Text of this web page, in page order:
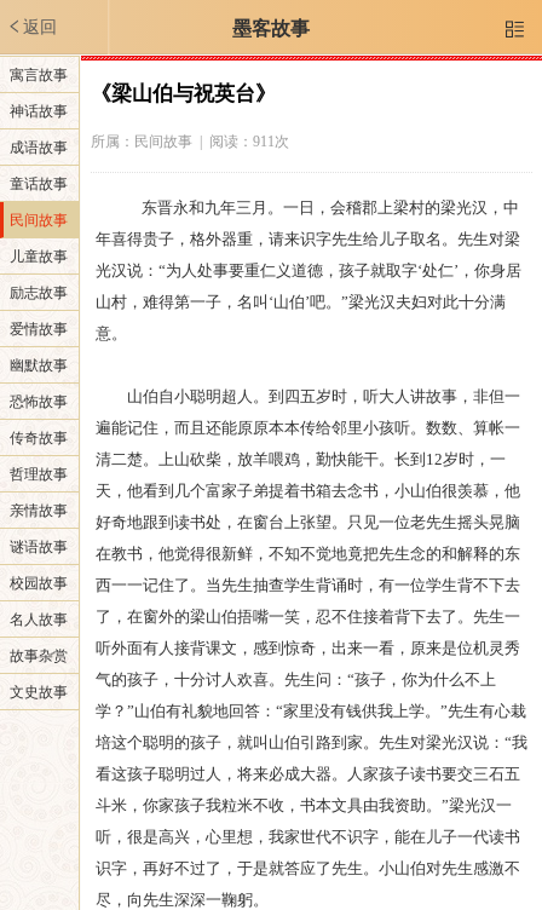
返回 墨客故事 
寓言故事
神话故事
成语故事
童话故事
民间故事
儿童故事
励志故事
爱情故事
幽默故事
恐怖故事
传奇故事
哲理故事
亲情故事
谜语故事
校园故事
名人故事
故事杂赏
文史故事
《梁山伯与祝英台》
所属： 民间故事| 阅读：911次
东晋永和九年三月。一日，会稽郡上梁村的梁光汉，中
年喜得贵子，格外器重，请来识字先生给儿子取名。先生对梁
光汉说：“为人处事要重仁义道德，孩子就取字‘处仁’，你身居
山村，难得第一子，名叫‘山伯’吧。”梁光汉夫妇对此十分满
意。
山伯自小聪明超人。到四五岁时，听大人讲故事，非但一
遍能记住，而且还能原原本本传给邻里小孩听。数数、算帐一
清二楚。上山砍柴，放羊喂鸡，勤快能干。长到12岁时，一
天，他看到几个富家子弟提着书箱去念书，小山伯很羡慕，他
好奇地跟到读书处，在窗台上张望。只见一位老先生摇头晃脑
在教书，他觉得很新鲜，不知不觉地竟把先生念的和解释的东
西一一记住了。当先生抽查学生背诵时，有一位学生背不下去
了，在窗外的梁山伯捂嘴一笑，忍不住接着背下去了。先生一
听外面有人接背课文，感到惊奇，出来一看，原来是位机灵秀
气的孩子，十分讨人欢喜。先生问：“孩子，你为什么不上
学？”山伯有礼貌地回答：“家里没有钱供我上学。”先生有心栽
培这个聪明的孩子，就叫山伯引路到家。先生对梁光汉说：“我
看这孩子聪明过人，将来必成大器。人家孩子读书要交三石五
斗米，你家孩子我粒米不收，书本文具由我资助。”梁光汉一
听，很是高兴，心里想，我家世代不识字，能在儿子一代读书
识字，再好不过了，于是就答应了先生。小山伯对先生感激不
尽，向先生深深一鞠躬。